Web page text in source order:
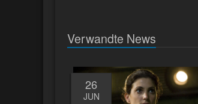
Verwandte News
26
JUN